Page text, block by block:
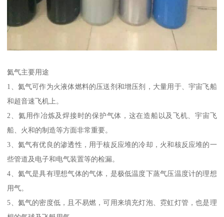
氦气主要用途
1、氦气可作为火液体燃料的压送剂和增压剂，大量用于、宇宙飞船
和超音速飞机上。
2、氦用作冶炼及焊接时的保护气体，这在造船以及飞机、宇宙飞
船、火和的制造等方面非常重要。
3、氦气有优良的渗透性，用于核反应堆的冷却，火和核反应堆的一
些管道及电子和电气装置等的检漏。
4、氦气是具有理想气体的气体，是极低温度下蒸气压温度计的理想
用气。
5、氦气的密度低，且不易燃，可用来填充灯泡、霓虹灯管，也是理